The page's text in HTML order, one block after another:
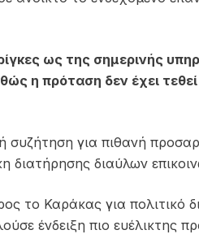
ως της σημερινής
η πρόταση δεν έχει
για πιθανή
διατήρησης διαύλων
το Καράκας για πολιτικό
ένδειξη πιο ευέλικτης